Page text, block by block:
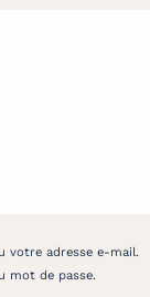
votre adresse e-mail.
mot de passe.